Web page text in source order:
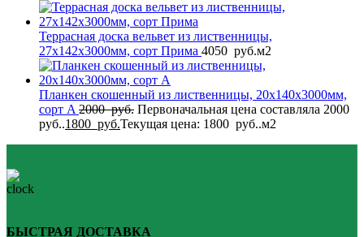
Террасная доска вельвет из лиственницы,
27x142x3000мм, сорт Прима 4050 руб.м2
Планкен скошенный из лиственницы, 20x140x3000мм,
сорт A 2000руб. Первоначальная цена составляла 2000
руб..1800 руб.Текущая цена: 1800 руб..м2
БЫСТРАЯ ДОСТАВКА